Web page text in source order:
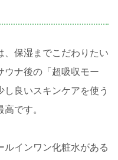
、保湿までこだわりたい
ウナ後の「超吸収モー
し良いスキンケアを使う
です。
ルインワン化粧水がある